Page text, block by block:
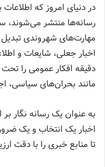
در دنیای امروز که
رسانه‌ها منتشر می‌شوند،
مهارت‌های شهروندی
اخبار جعلی، شایعات و
دقیقه افکار عمومی را
مانند بحران‌های سیاسی،
به عنوان یک رسانه نگار
اخبار یک انتخاب و یک
تا منابع خبری را با دقت